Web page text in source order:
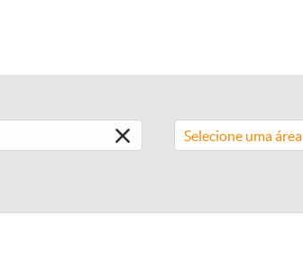
Selecione uma área